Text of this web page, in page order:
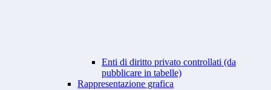
Enti di diritto privato controllati (da
pubblicare in tabelle)
Rappresentazione grafica